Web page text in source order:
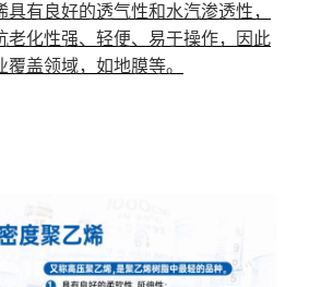
具有良好的透气性和水汽渗透性，
老化性强、轻便、易于操作，因此
盖领域，如地膜等。